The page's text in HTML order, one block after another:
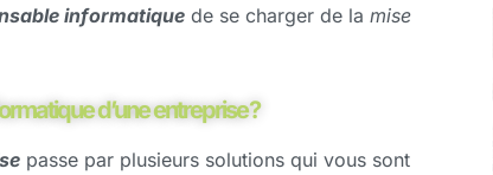
informatique de se charger de la mise
d’une entreprise ?
passe par plusieurs solutions qui vous sont